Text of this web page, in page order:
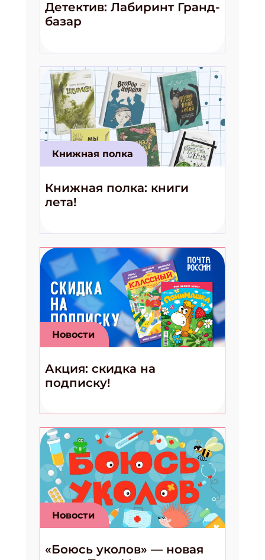
Детектив: Лабиринт Гранд-
базар
Книжная полка
Книжная полка: книги
лета!
Новости
Акция: скидка на
подписку!
Новости
«Боюсь уколов» — новая